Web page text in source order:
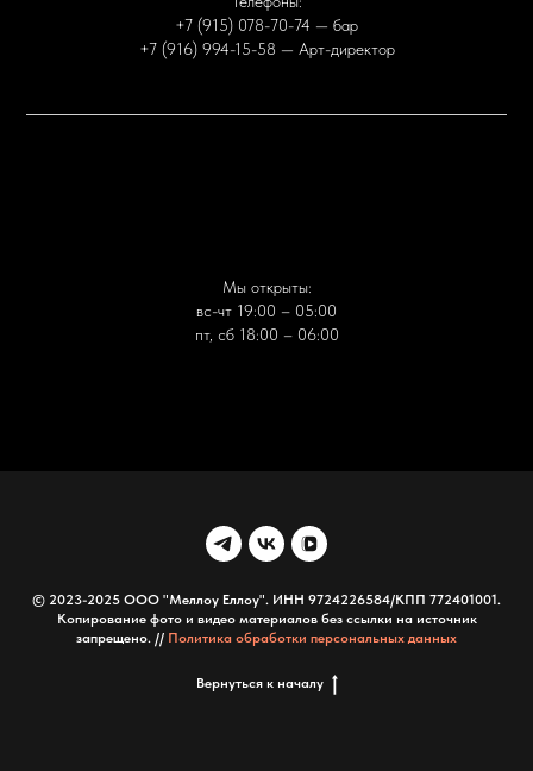
+7 (915) 078-70-74 — бар
+7 (916) 994-15-58 — Арт-директор
Мы открыты:
вс-чт 19:00 – 05:00
пт, сб 18:00 – 06:00
© 2023-2025 ООО "Меллоу Еллоу". ИНН 9724226584/КПП 772401001.
Копирование фото и видео материалов без ссылки на источник
запрещено. // Политика обработки персональных данных
Вернуться к началу